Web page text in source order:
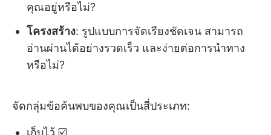
คุณอยู่หรือไม่?
โครงสร้าง: รูปแบบการจัดเรียงชัดเจน สามารถ
อ่านผ่านได้อย่างรวดเร็ว และง่ายต่อการนำทาง
หรือไม่?
จัดกลุ่มข้อค้นพบของคุณเป็นสี่ประเภท:
เก็บไว้ ☑️